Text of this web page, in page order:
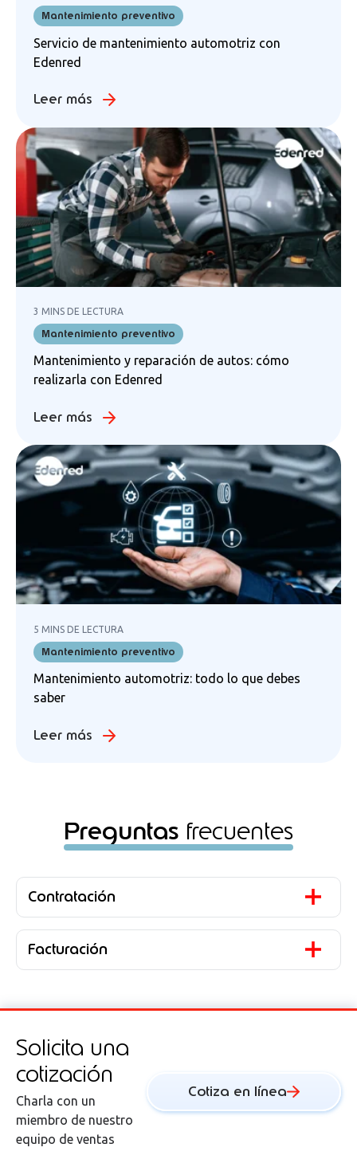
Mantenimiento preventivo
Servicio de mantenimiento automotriz con
Edenred
Leer más
3 MINS DE LECTURA
Mantenimiento preventivo
Mantenimiento y reparación de autos: cómo
realizarla con Edenred
Leer más
5 MINS DE LECTURA
Mantenimiento preventivo
Mantenimiento automotriz: todo lo que debes
saber
Leer más
Preguntas frecuentes
Contratación
Facturación
Solicita una
cotización
Charla con un
miembro de nuestro
equipo de ventas
Cotiza en línea